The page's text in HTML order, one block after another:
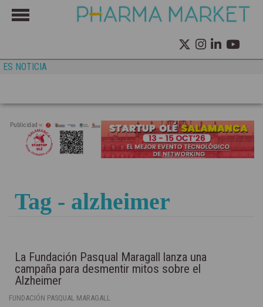
ES NOTICIA
Publicidad
Tag - alzheimer
La Fundación Pasqual Maragall lanza una
campaña para desmentir mitos sobre el
Alzheimer
FUNDACIÓN PASQUAL MARAGALL